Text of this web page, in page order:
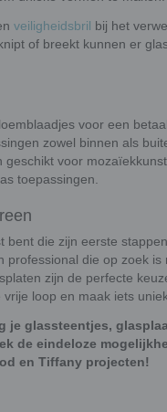
veiligheidsbril bij het
of breekt kunnen er
voor een
zowel binnen als
geschikt voor
toepassingen.
bent die zijn eerste
professional die op zoek is
zijn de perfecte
loop en maak iets
je glassteentjes,
de eindeloze
en Tiffany projecten!